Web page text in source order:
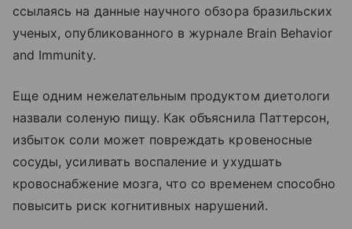
ссылаясь на данные научного обзора бразильских
ученых, опубликованного в журнале Brain Behavior
and Immunity.
Еще одним нежелательным продуктом диетологи
назвали соленую пищу. Как объяснила Паттерсон,
избыток соли может повреждать кровеносные
сосуды, усиливать воспаление и ухудшать
кровоснабжение мозга, что со временем способно
повысить риск когнитивных нарушений.